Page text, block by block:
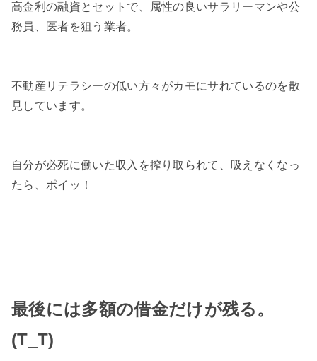
高金利の融資とセットで、属性の良いサラリーマンや公
務員、医者を狙う業者。
不動産リテラシーの低い方々がカモにサれているのを散
見しています。
自分が必死に働いた収入を搾り取られて、吸えなくなっ
たら、ポイッ！
最後には多額の借金だけが残る。
(T_T)